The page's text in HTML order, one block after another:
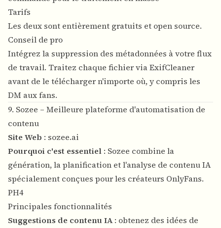
Tarifs
Les deux sont entièrement gratuits et open source.
Conseil de pro
Intégrez la suppression des métadonnées à votre flux
de travail. Traitez chaque fichier via ExifCleaner
avant de le télécharger n'importe où, y compris les
DM aux fans.
9. Sozee – Meilleure plateforme d'automatisation de
contenu
Site Web : sozee.ai
Pourquoi c'est essentiel : Sozee combine la
génération, la planification et l'analyse de contenu IA
spécialement conçues pour les créateurs OnlyFans.
PH4
Principales fonctionnalités
Suggestions de contenu IA: obtenez des idées de